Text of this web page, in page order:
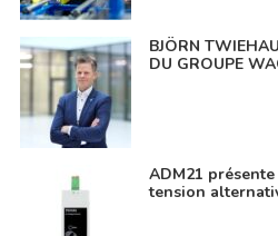
BJÖRN
DU GROUPE
ADM21
tension